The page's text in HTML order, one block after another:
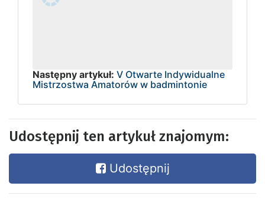
Następny artykuł: V Otwarte Indywidualne
Mistrzostwa Amatorów w badmintonie
Udostępnij ten artykuł znajomym:
Udostępnij